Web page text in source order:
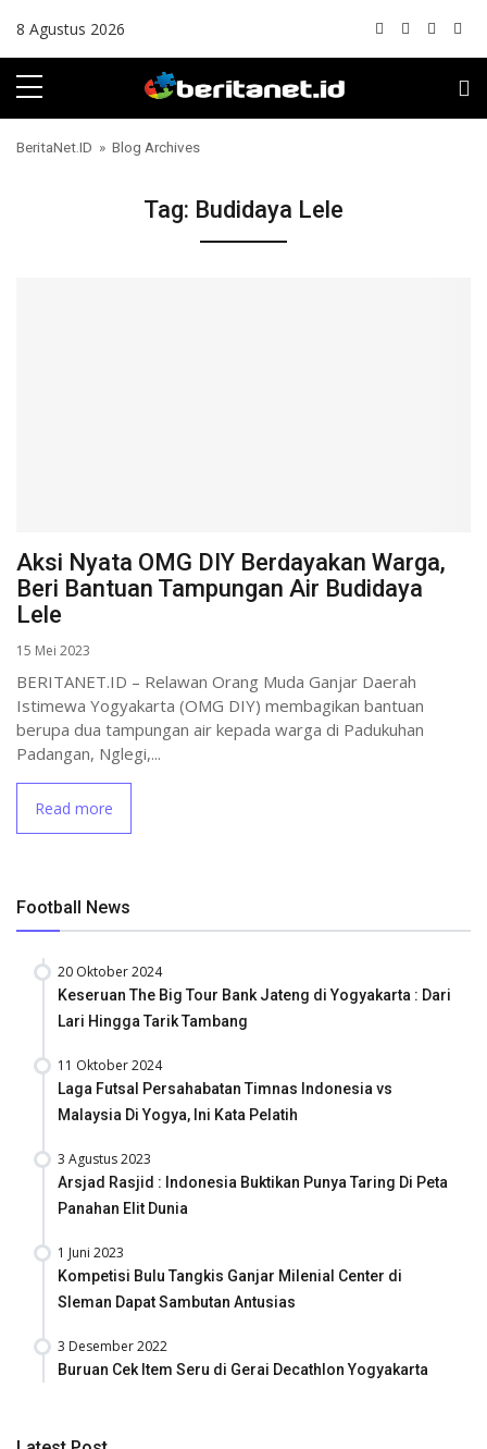
8 Agustus 2026
BeritaNet.ID » Blog Archives
Tag: Budidaya Lele
Aksi Nyata OMG DIY Berdayakan Warga,
Beri Bantuan Tampungan Air Budidaya
Lele
15 Mei 2023
BERITANET.ID – Relawan Orang Muda Ganjar Daerah
Istimewa Yogyakarta (OMG DIY) membagikan bantuan
berupa dua tampungan air kepada warga di Padukuhan
Padangan, Nglegi,...
Read more
Football News
20 Oktober 2024
Keseruan The Big Tour Bank Jateng di Yogyakarta : Dari
Lari Hingga Tarik Tambang
11 Oktober 2024
Laga Futsal Persahabatan Timnas Indonesia vs
Malaysia Di Yogya, Ini Kata Pelatih
3 Agustus 2023
Arsjad Rasjid : Indonesia Buktikan Punya Taring Di Peta
Panahan Elit Dunia
1 Juni 2023
Kompetisi Bulu Tangkis Ganjar Milenial Center di
Sleman Dapat Sambutan Antusias
3 Desember 2022
Buruan Cek Item Seru di Gerai Decathlon Yogyakarta